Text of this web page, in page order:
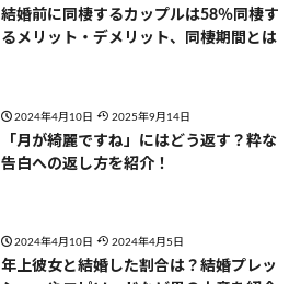
結婚前に同棲するカップルは58％同棲す
るメリット・デメリット、同棲期間とは
2024年4月10日 2025年9月14日
「月が綺麗ですね」にはどう返す？粋な
告白への返し方を紹介！
2024年4月10日 2024年4月5日
年上彼女と結婚した割合は？結婚プレッ